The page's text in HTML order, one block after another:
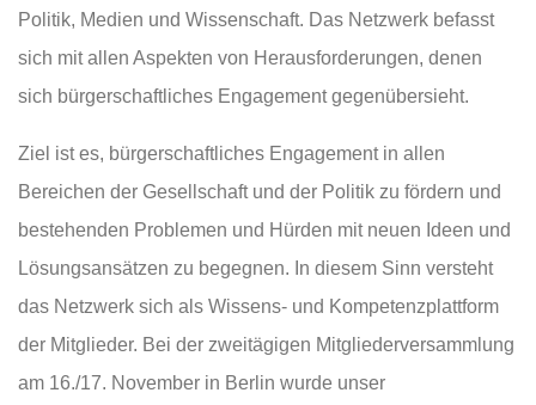
Politik, Medien und Wissenschaft. Das Netzwerk befasst
sich mit allen Aspekten von Herausforderungen, denen
sich bürgerschaftliches Engagement gegenübersieht.
Ziel ist es, bürgerschaftliches Engagement in allen
Bereichen der Gesellschaft und der Politik zu fördern und
bestehenden Problemen und Hürden mit neuen Ideen und
Lösungsansätzen zu begegnen. In diesem Sinn versteht
das Netzwerk sich als Wissens- und Kompetenzplattform
der Mitglieder. Bei der zweitägigen Mitgliederversammlung
am 16./17. November in Berlin wurde unser